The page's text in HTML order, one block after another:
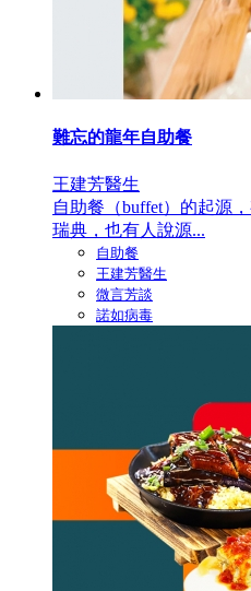
難忘的龍年自助餐
王建芳醫生
自助餐（buffet）的起源
瑞典，也有人說源...
自助餐
王建芳醫生
微言芳談
諾如病毒